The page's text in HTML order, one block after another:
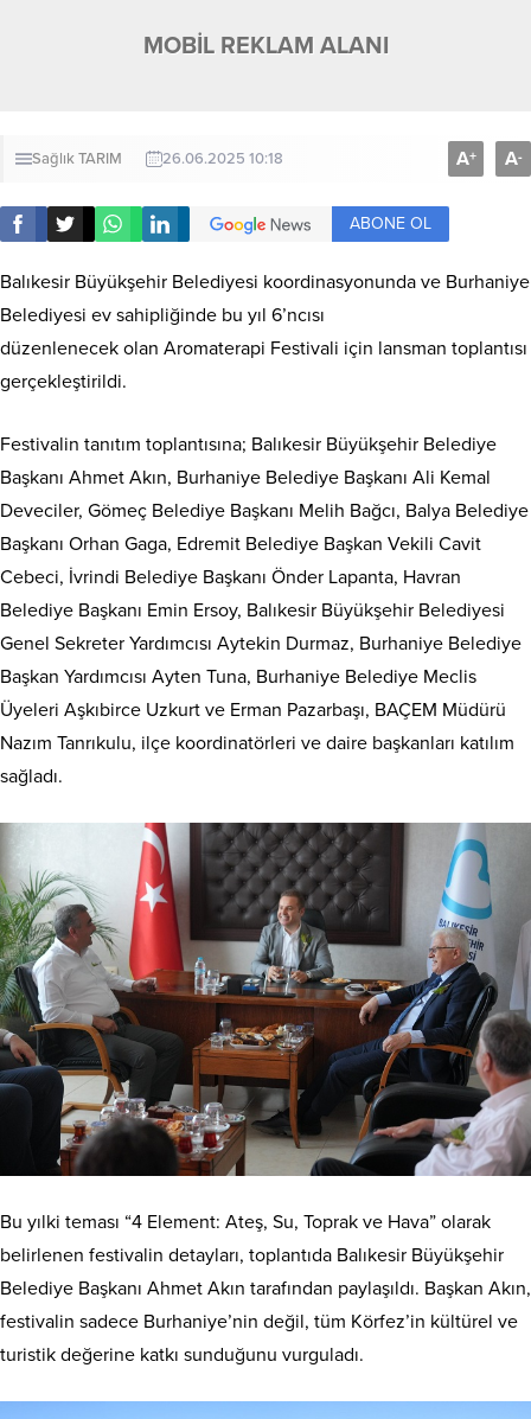
MOBİL REKLAM ALANI
SağlıkTARIM 26.06.2025 10:18 A+ A-
ABONE OL
Balıkesir Büyükşehir Belediyesi koordinasyonunda ve Burhaniye
Belediyesi ev sahipliğinde bu yıl 6’ncısı
düzenlenecek olan Aromaterapi Festivali için lansman toplantısı
gerçekleştirildi.
Festivalin tanıtım toplantısına; Balıkesir Büyükşehir Belediye
Başkanı Ahmet Akın, Burhaniye Belediye Başkanı Ali Kemal
Deveciler, Gömeç Belediye Başkanı Melih Bağcı, Balya Belediye
Başkanı Orhan Gaga, Edremit Belediye Başkan Vekili Cavit
Cebeci, İvrindi Belediye Başkanı Önder Lapanta, Havran
Belediye Başkanı Emin Ersoy, Balıkesir Büyükşehir Belediyesi
Genel Sekreter Yardımcısı Aytekin Durmaz, Burhaniye Belediye
Başkan Yardımcısı Ayten Tuna, Burhaniye Belediye Meclis
Üyeleri Aşkıbirce Uzkurt ve Erman Pazarbaşı, BAÇEM Müdürü
Nazım Tanrıkulu, ilçe koordinatörleri ve daire başkanları katılım
sağladı.
Bu yılki teması “4 Element: Ateş, Su, Toprak ve Hava” olarak
belirlenen festivalin detayları, toplantıda Balıkesir Büyükşehir
Belediye Başkanı Ahmet Akın tarafından paylaşıldı. Başkan Akın,
festivalin sadece Burhaniye’nin değil, tüm Körfez’in kültürel ve
turistik değerine katkı sunduğunu vurguladı.